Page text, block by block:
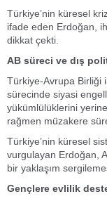
Türkiye’nin küresel
ifade eden Erdoğan,
dikkat çekti.
AB süreci ve dış
Türkiye-Avrupa Birliği
sürecinde siyasi
yükümlülüklerini
rağmen müzakere
Türkiye’nin küresel
vurgulayan Erdoğan,
bir yaklaşım
Gençlere evlilik